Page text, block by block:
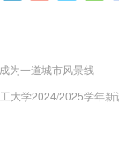
为一道城市风景线
大学2024/2025学年